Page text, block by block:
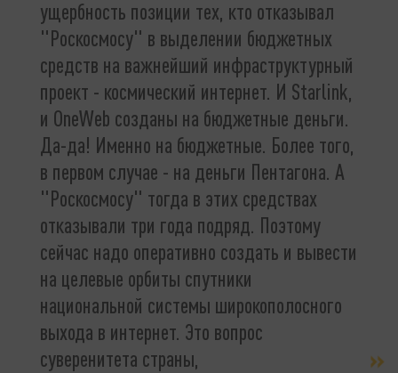
ущербность позиции тех, кто отказывал
"Роскосмосу" в выделении бюджетных
средств на важнейший инфраструктурный
проект - космический интернет. И Starlink,
и OneWeb созданы на бюджетные деньги.
Да-да! Именно на бюджетные. Более того,
в первом случае - на деньги Пентагона. А
"Роскосмосу" тогда в этих средствах
отказывали три года подряд. Поэтому
сейчас надо оперативно создать и вывести
на целевые орбиты спутники
национальной системы широкополосного
выхода в интернет. Это вопрос
суверенитета страны,